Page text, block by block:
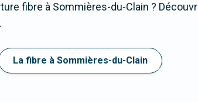
fibre à Sommières-du-Clain ?
La fibre à Sommières-du-Clain